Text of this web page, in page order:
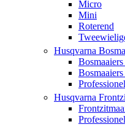
Micro
Mini
Roterend
Husqvarna
Husqvarna